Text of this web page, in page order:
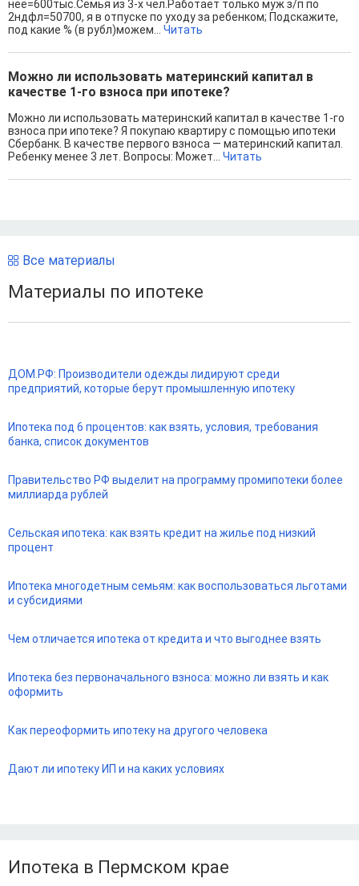
неё=600тыс.Семья из 3-х чел.Работает только муж з/п по
2ндфл=50700, я в отпуске по уходу за ребенком; Подскажите,
под какие % (в рубл)можем... Читать
Можно ли использовать материнский капитал в
качестве 1-го взноса при ипотеке?
Можно ли использовать материнский капитал в качестве 1-го
взноса при ипотеке? Я покупаю квартиру с помощью ипотеки
Сбербанк. В качестве первого взноса — материнский капитал.
Ребенку менее 3 лет. Вопросы: Может... Читать
Все материалы
Материалы по ипотеке
ДОМ.РФ: Производители одежды лидируют среди
предприятий, которые берут промышленную ипотеку
Ипотека под 6 процентов: как взять, условия, требования
банка, список документов
Правительство РФ выделит на программу промипотеки более
миллиарда рублей
Сельская ипотека: как взять кредит на жилье под низкий
процент
Ипотека многодетным семьям: как воспользоваться льготами
и субсидиями
Чем отличается ипотека от кредита и что выгоднее взять
Ипотека без первоначального взноса: можно ли взять и как
оформить
Как переоформить ипотеку на другого человека
Дают ли ипотеку ИП и на каких условиях
Ипотека в Пермском крае